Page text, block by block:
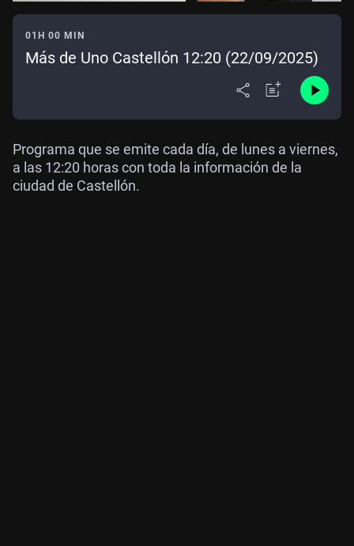
01H 00 MIN
Más de Uno Castellón 12:20 (22/09/2025)
Programa que se emite cada día, de lunes a viernes,
a las 12:20 horas con toda la información de la
ciudad de Castellón.